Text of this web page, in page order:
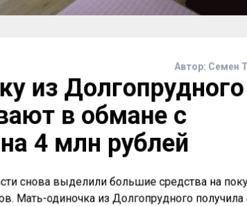
Автор: Семен
из Долгопрудного
в обмане с
4 млн рублей
снова выделили большие средства на
Мать-одиночка из Долгопрудного получила